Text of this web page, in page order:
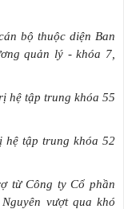
bộ thuộc diện Ban
quản lý - khóa 7,
hệ tập trung khóa 55
hệ tập trung khóa 52
từ Công ty Cổ phần
vượt qua khó